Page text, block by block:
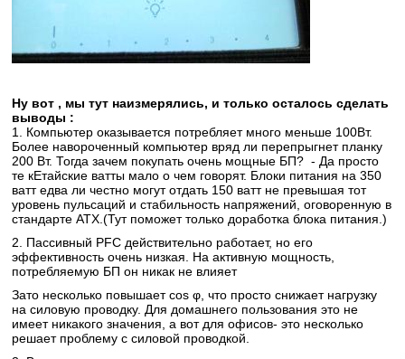
Ну вот , мы тут наизмерялись, и только осталось сделать
выводы :
1. Компьютер оказывается потребляет много меньше 100Вт.
Более навороченный компьютер вряд ли перепрыгнет планку
200 Вт. Тогда зачем покупать очень мощные БП? - Да просто
те кЕтайские ватты мало о чем говорят. Блоки питания на 350
ватт едва ли честно могут отдать 150 ватт не превышая тот
уровень пульсаций и стабильность напряжений, оговоренную в
стандарте ATX.(Тут поможет только доработка блока питания.)
2. Пассивный PFC действительно работает, но его
эффективность очень низкая. На активную мощность,
потребляемую БП он никак не влияет
Зато несколько повышает cos φ, что просто снижает нагрузку
на силовую проводку. Для домашнего пользования это не
имеет никакого значения, а вот для офисов- это несколько
решает проблему с силовой проводкой.